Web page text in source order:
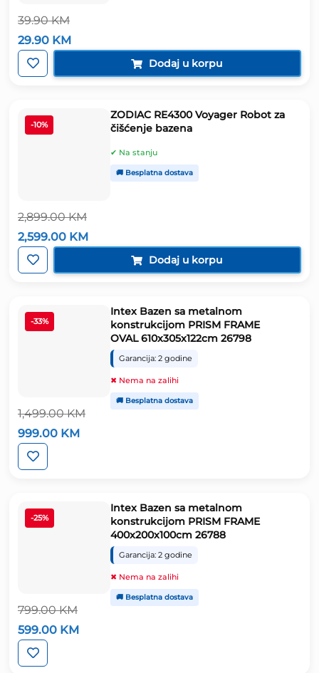
39.90KM
Izvorna
cijena
bila
je:
29.90 KM
cijena
29.90 KM.
Dodaj u korpu
-10%
2,899.00KM
Izvorna
cijena
bila
je:
2,599.00 KM
cijena
2,599.00 KM.
ZODIAC RE4300 Voyager Robot za
čišćenje bazena
✔ Na stanju
🚚 Besplatna dostava
Dodaj u korpu
-33%
1,499.00KM
Izvorna
cijena
bila
je:
999.00 KM
Intex Bazen sa metalnom
konstrukcijom PRISM FRAME
OVAL 610x305x122cm 26798
Garancija: 2 godine
✖ Nema na zalihi
🚚 Besplatna dostava
-25%
799.00KM
Izvorna
cijena
bila
je:
599.00 KM
Intex Bazen sa metalnom
konstrukcijom PRISM FRAME
400x200x100cm 26788
Garancija: 2 godine
✖ Nema na zalihi
🚚 Besplatna dostava